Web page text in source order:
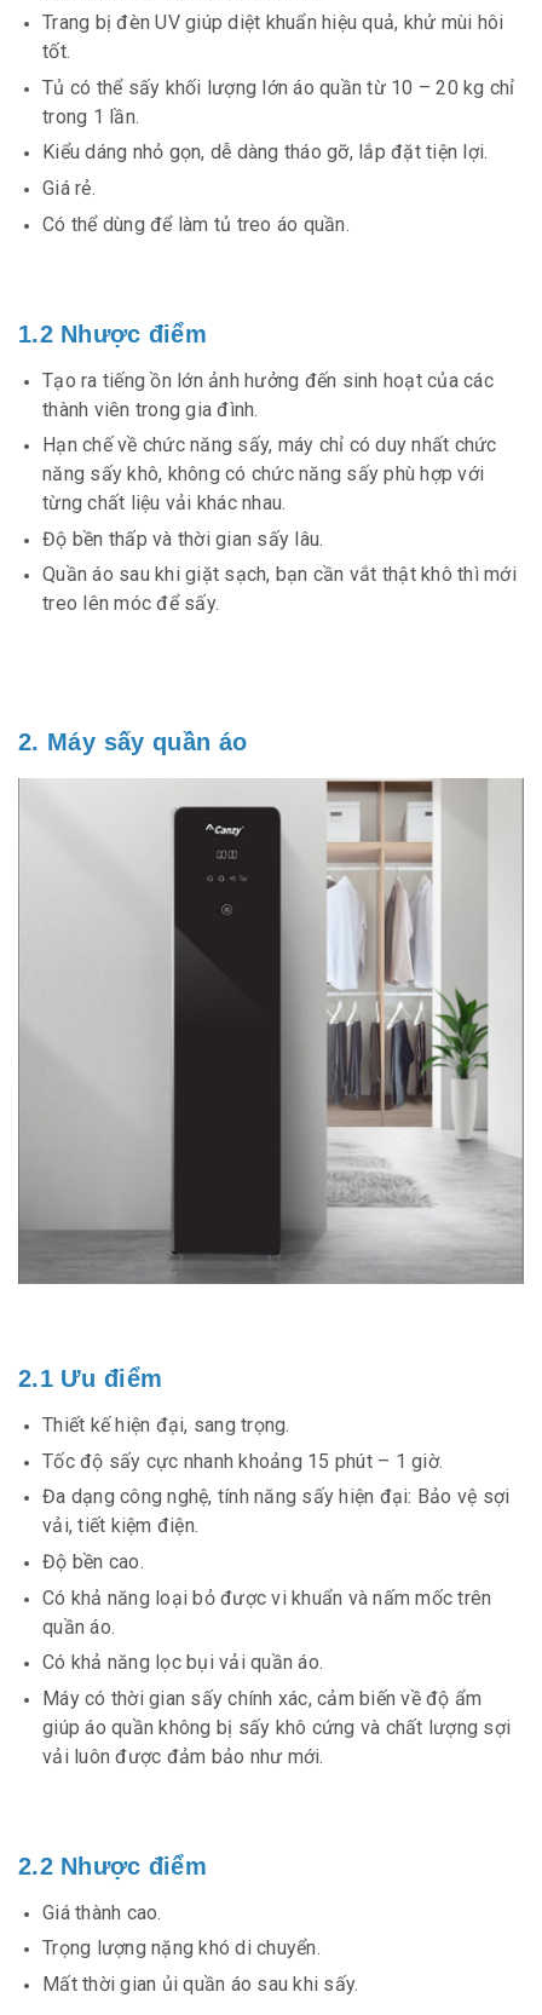
Trang bị đèn UV giúp diệt khuẩn hiệu quả, khử mùi hôi
tốt.
Tủ có thể sấy khối lượng lớn áo quần từ 10 – 20 kg chỉ
trong 1 lần.
Kiểu dáng nhỏ gọn, dễ dàng tháo gỡ, lắp đặt tiện lợi.
Giá rẻ.
Có thể dùng để làm tủ treo áo quần.
1.2 Nhược điểm
Tạo ra tiếng ồn lớn ảnh hưởng đến sinh hoạt của các
thành viên trong gia đình.
Hạn chế về chức năng sấy, máy chỉ có duy nhất chức
năng sấy khô, không có chức năng sấy phù hợp với
từng chất liệu vải khác nhau.
Độ bền thấp và thời gian sấy lâu.
Quần áo sau khi giặt sạch, bạn cần vắt thật khô thì mới
treo lên móc để sấy.
2. Máy sấy quần áo
2.1 Ưu điểm
Thiết kế hiện đại, sang trọng.
Tốc độ sấy cực nhanh khoảng 15 phút – 1 giờ.
Đa dạng công nghệ, tính năng sấy hiện đại: Bảo vệ sợi
vải, tiết kiệm điện.
Độ bền cao.
Có khả năng loại bỏ được vi khuẩn và nấm mốc trên
quần áo.
Có khả năng lọc bụi vải quần áo.
Máy có thời gian sấy chính xác, cảm biến về độ ẩm
giúp áo quần không bị sấy khô cứng và chất lượng sợi
vải luôn được đảm bảo như mới.
2.2 Nhược điểm
Giá thành cao.
Trọng lượng nặng khó di chuyển.
Mất thời gian ủi quần áo sau khi sấy.